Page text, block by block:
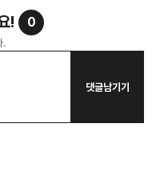
! 0
.
댓글남기기